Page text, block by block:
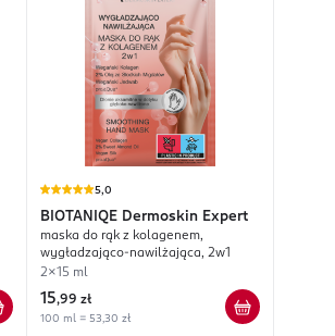
5,0
BIOTANIQE Dermoskin Expert
maska do rąk z kolagenem,
wygładzająco-nawilżająca, 2w1
2x15 ml
15,99 zł
100 ml = 53,30 zł